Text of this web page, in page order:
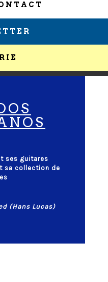
ses guitares
sa collection de
(Hans Lucas)